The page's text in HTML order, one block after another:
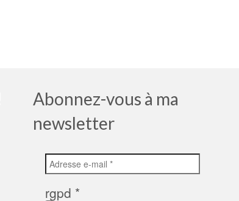
Abonnez-vous à ma
newsletter
rgpd *